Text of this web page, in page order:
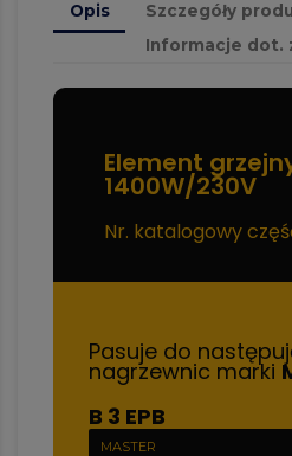
Opis Szczegóły
Informacje dot.
Element
1400W/230V
Nr. katalogowy
Pasuje do
nagrzewnic marki
B 3 EPB
MASTER